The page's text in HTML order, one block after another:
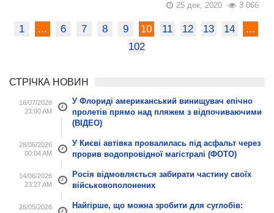
3 066
25 дек, 2020
1 ... 6 7 8 9 10 11 12 13 14
...
102
СТРІЧКА НОВИН
16/07/2026
23:00 AM
У Флориді американський винищувач епічно
пролетів прямо над пляжем з відпочиваючими
(ВІДЕО)
28/06/2026
00:04 AM
У Києві автівка провалилась під асфальт через
прорив водопровідної магістралі (ФОТО)
14/06/2026
23:27 AM
Росія відмовляється забирати частину своїх
військовополонених
26/05/2026
Найгірше, що можна зробити для суглобів: